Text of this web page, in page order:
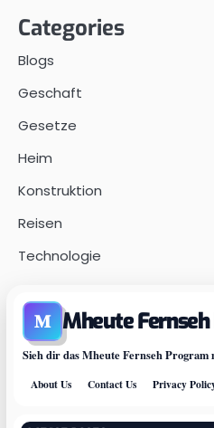
Categories
Blogs
Geschaft
Gesetze
Heim
Konstruktion
Reisen
Technologie
M Mheute
Sieh dir das Mheute Fernseh Program
About Us Contact Us Privacy